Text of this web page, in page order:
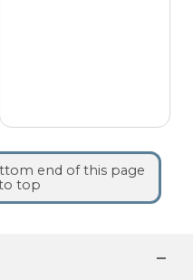
end of this page
top